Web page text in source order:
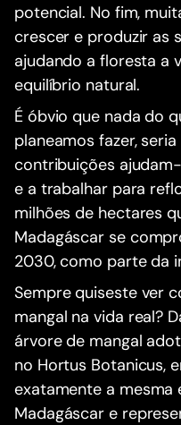
potencial. No fim,
crescer e produzir as
ajudando a floresta a
equilíbrio natural.
É óbvio que nada do
planeamos fazer,
contribuições
e a trabalhar para
milhões de hectares
Madagáscar se
2030, como parte da
Sempre quiseste ver
mangal na vida real?
árvore de mangal
no Hortus Botanicus,
exatamente a mesma
Madagáscar e